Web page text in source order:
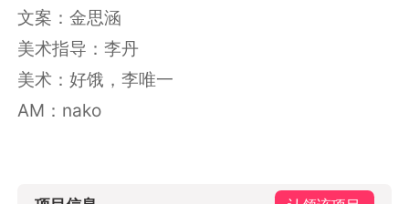
文案：金思涵
美术指导：李丹
美术：好饿，李唯一
AM：nako